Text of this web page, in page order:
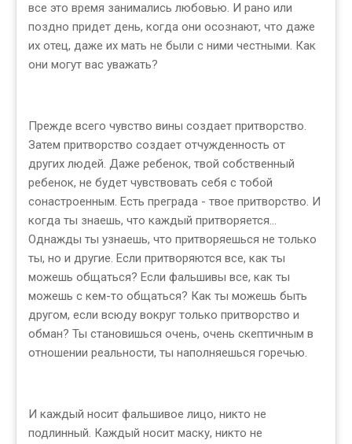
все это время занимались любовью. И рано или
поздно придет день, когда они осознают, что даже
их отец, даже их мать не были с ними честными. Как
они могут вас уважать?
Прежде всего чувство вины создает притворство.
Затем притворство создает отчужденность от
других людей. Даже ребенок, твой собственный
ребенок, не будет чувствовать себя с тобой
сонастроенным. Есть преграда - твое притворство. И
когда ты знаешь, что каждый притворяется...
Однажды ты узнаешь, что притворяешься не только
ты, но и другие. Если притворяются все, как ты
можешь общаться? Если фальшивы все, как ты
можешь с кем-то общаться? Как ты можешь быть
другом, если всюду вокруг только притворство и
обман? Ты становишься очень, очень скептичным в
отношении реальности, ты наполняешься горечью.
И каждый носит фальшивое лицо, никто не
подлинный. Каждый носит маску, никто не